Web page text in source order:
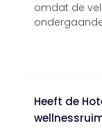
omdat de
Heeft de